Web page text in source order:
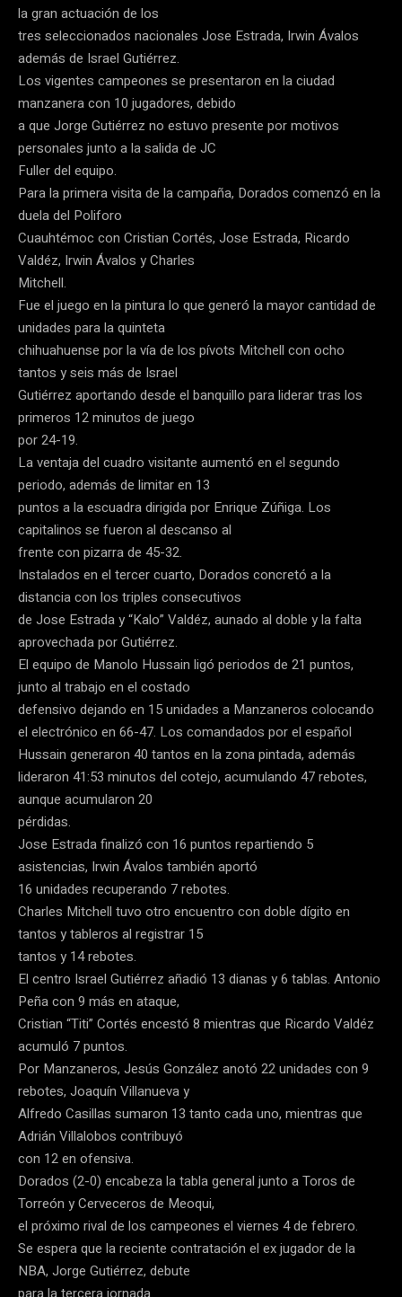
la gran actuación de los
tres seleccionados nacionales Jose Estrada, Irwin Ávalos
además de Israel Gutiérrez.
Los vigentes campeones se presentaron en la ciudad
manzanera con 10 jugadores, debido
a que Jorge Gutiérrez no estuvo presente por motivos
personales junto a la salida de JC
Fuller del equipo.
Para la primera visita de la campaña, Dorados comenzó en la
duela del Poliforo
Cuauhtémoc con Cristian Cortés, Jose Estrada, Ricardo
Valdéz, Irwin Ávalos y Charles
Mitchell.
Fue el juego en la pintura lo que generó la mayor cantidad de
unidades para la quinteta
chihuahuense por la vía de los pívots Mitchell con ocho
tantos y seis más de Israel
Gutiérrez aportando desde el banquillo para liderar tras los
primeros 12 minutos de juego
por 24-19.
La ventaja del cuadro visitante aumentó en el segundo
periodo, además de limitar en 13
puntos a la escuadra dirigida por Enrique Zúñiga. Los
capitalinos se fueron al descanso al
frente con pizarra de 45-32.
Instalados en el tercer cuarto, Dorados concretó a la
distancia con los triples consecutivos
de Jose Estrada y “Kalo” Valdéz, aunado al doble y la falta
aprovechada por Gutiérrez.
El equipo de Manolo Hussain ligó periodos de 21 puntos,
junto al trabajo en el costado
defensivo dejando en 15 unidades a Manzaneros colocando
el electrónico en 66-47. Los comandados por el español
Hussain generaron 40 tantos en la zona pintada, además
lideraron 41:53 minutos del cotejo, acumulando 47 rebotes,
aunque acumularon 20
pérdidas.
Jose Estrada finalizó con 16 puntos repartiendo 5
asistencias, Irwin Ávalos también aportó
16 unidades recuperando 7 rebotes.
Charles Mitchell tuvo otro encuentro con doble dígito en
tantos y tableros al registrar 15
tantos y 14 rebotes.
El centro Israel Gutiérrez añadió 13 dianas y 6 tablas. Antonio
Peña con 9 más en ataque,
Cristian “Titi” Cortés encestó 8 mientras que Ricardo Valdéz
acumuló 7 puntos.
Por Manzaneros, Jesús González anotó 22 unidades con 9
rebotes, Joaquín Villanueva y
Alfredo Casillas sumaron 13 tanto cada uno, mientras que
Adrián Villalobos contribuyó
con 12 en ofensiva.
Dorados (2-0) encabeza la tabla general junto a Toros de
Torreón y Cerveceros de Meoqui,
el próximo rival de los campeones el viernes 4 de febrero.
Se espera que la reciente contratación el ex jugador de la
NBA, Jorge Gutiérrez, debute